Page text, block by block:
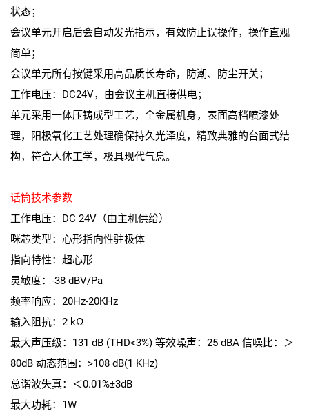
状态；
会议单元开启后会自动发光指示，有效防止误操作，操作直观
简单；
会议单元所有按键采用高品质长寿命，防潮、防尘开关；
工作电压：DC24V，由会议主机直接供电；
单元采用一体压铸成型工艺，全金属机身，表面高档喷漆处
理，阳极氧化工艺处理确保持久光泽度，精致典雅的台面式结
构，符合人体工学，极具现代气息。
话筒技术参数
工作电压：DC 24V（由主机供给）
咪芯类型：心形指向性驻极体
指向特性：超心形
灵敏度：-38 dBV/Pa
频率响应：20Hz-20KHz
输入阻抗：2 kΩ
最大声压级：131 dB (THD<3%) 等效噪声：25 dBA 信噪比：＞
80dB 动态范围：>108 dB(1 KHz)
总谐波失真：＜0.01%±3dB
最大功耗：1W